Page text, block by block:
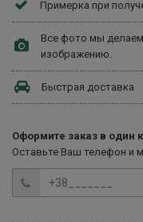
Примерка при
Все фото мы делаем
изображению.
Быстрая доставка
Оформите заказ в один
Оставьте Ваш телефон и